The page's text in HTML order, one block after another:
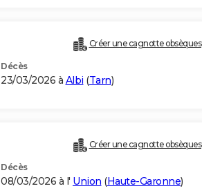
Créer une cagnotte obsèques
Décès
23/03/2026 à Albi (Tarn)
Créer une cagnotte obsèques
Décès
08/03/2026 à l' Union (Haute-Garonne)